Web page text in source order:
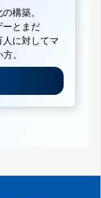
構築。
ーとまだ
に対してマ
。